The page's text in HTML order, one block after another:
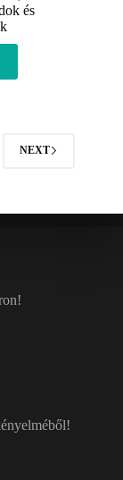
és
NEXT